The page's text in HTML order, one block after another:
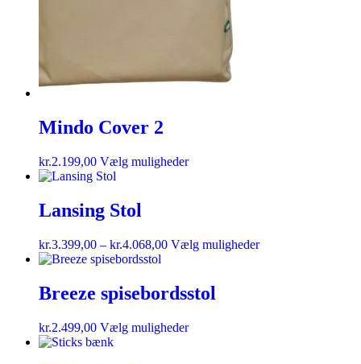
Mindo Cover 2
kr.2.199,00 Vælg muligheder
Lansing Stol
kr.3.399,00 – kr.4.068,00 Vælg muligheder
Breeze spisebordsstol
kr.2.499,00 Vælg muligheder